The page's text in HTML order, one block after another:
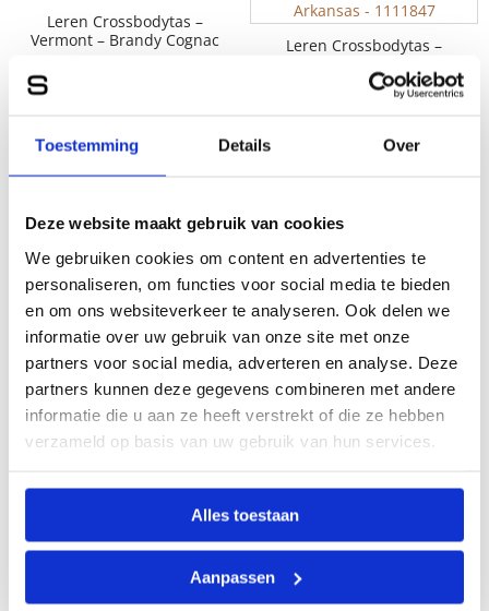
Toestemming Details Over
Deze website maakt gebruik van cookies
We gebruiken cookies om content en advertenties te
personaliseren, om functies voor social media te bieden
en om ons websiteverkeer te analyseren. Ook delen we
informatie over uw gebruik van onze site met onze
partners voor social media, adverteren en analyse. Deze
partners kunnen deze gegevens combineren met andere
informatie die u aan ze heeft verstrekt of die ze hebben
verzameld op basis van uw gebruik van hun services.
Alles toestaan
Aanpassen
Leren Crossbodytas –
Vermont – Brandy Cognac
Leren Crossbodytas –
Cognac
Leren Crossbodytas –
Arkansas – Donkerbruin
99,95
Leren Crossbody /
Zwart
119,95
Leren Schouder /
Crossbodytas – Jadeline –
Leren Mini Crossbodytas
– Delaine – Zwart
3 4 5